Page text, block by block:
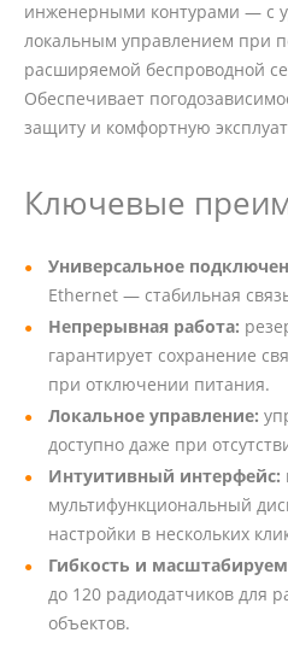
инженерными контурами — с
локальным управлением при
расширяемой беспроводной
Обеспечивает
защиту и комфортную
Ключевые
Универсальное
Ethernet — стабильная
Непрерывная работа:
гарантирует сохранение
при отключении питания.
Локальное управление:
доступно даже при
Интуитивный интерфейс:
мультифункциональный
настройки в нескольких
Гибкость и
до 120 радиодатчиков для
объектов.